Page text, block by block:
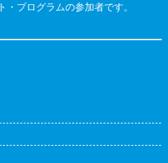
プログラムの参加者です。